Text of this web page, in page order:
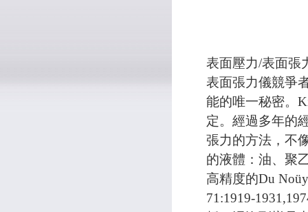
表面壓力/表面張
表面張力儀競爭
能的唯一秘密。
定。經過多年的
張力的方法，不
的液體：油、聚
高精度的Du
71:1919-